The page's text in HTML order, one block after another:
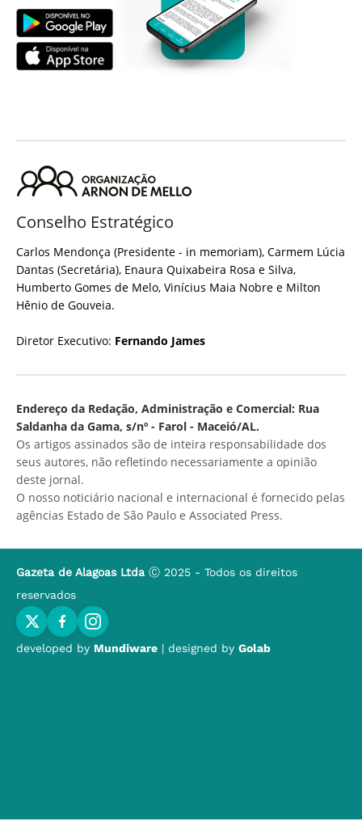
Conselho Estratégico
Carlos Mendonça (Presidente - in memoriam), Carmem Lúcia
Dantas (Secretária), Enaura Quixabeira Rosa e Silva,
Humberto Gomes de Melo, Vinícius Maia Nobre e Milton
Hênio de Gouveia.
Diretor Executivo: Fernando James
Endereço da Redação, Administração e Comercial: Rua
Saldanha da Gama, s/nº - Farol - Maceió/AL.
Os artigos assinados são de inteira responsabilidade dos
seus autores, não refletindo necessariamente a opinião
deste jornal.
O nosso noticiário nacional e internacional é fornecido pelas
agências Estado de São Paulo e Associated Press.
Gazeta de Alagoas Ltda Ⓒ 2025 - Todos os direitos
reservados
developed by Mundiware | designed by Golab